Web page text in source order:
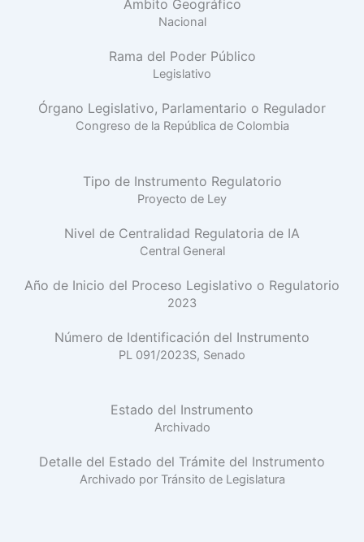
Ámbito Geográfico
Nacional
Rama del Poder Público
Legislativo
Órgano Legislativo, Parlamentario o Regulador
Congreso de la República de Colombia
Tipo de Instrumento Regulatorio
Proyecto de Ley
Nivel de Centralidad Regulatoria de IA
Central General
Año de Inicio del Proceso Legislativo o Regulatorio
2023
Número de Identificación del Instrumento
PL 091/2023S, Senado
Estado del Instrumento
Archivado
Detalle del Estado del Trámite del Instrumento
Archivado por Tránsito de Legislatura